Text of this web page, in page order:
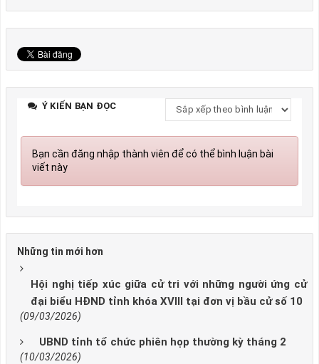
Ý KIẾN BẠN ĐỌC
Bạn cần đăng nhập thành viên để có thể bình luận bài
viết này
Những tin mới hơn
Hội nghị tiếp xúc giữa cử tri với những người ứng cử
đại biểu HĐND tỉnh khóa XVIII tại đơn vị bầu cử số 10
(09/03/2026)
UBND tỉnh tổ chức phiên họp thường kỳ tháng 2
(10/03/2026)